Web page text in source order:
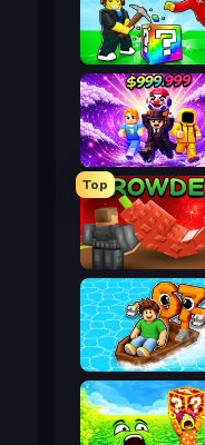
Obby - BrainWave
Top
Float for Brainrots